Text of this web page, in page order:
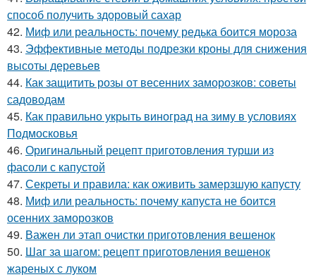
способ получить здоровый сахар
42. Миф или реальность: почему редька боится мороза
43. Эффективные методы подрезки кроны для снижения
высоты деревьев
44. Как защитить розы от весенних заморозков: советы
садоводам
45. Как правильно укрыть виноград на зиму в условиях
Подмосковья
46. Оригинальный рецепт приготовления турши из
фасоли с капустой
47. Секреты и правила: как оживить замерзшую капусту
48. Миф или реальность: почему капуста не боится
осенних заморозков
49. Важен ли этап очистки приготовления вешенок
50. Шаг за шагом: рецепт приготовления вешенок
жареных с луком